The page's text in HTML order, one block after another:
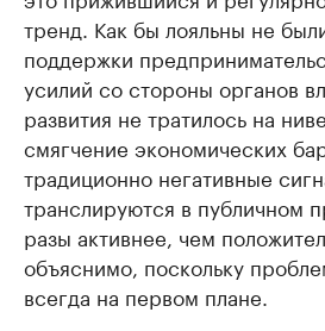
тренд. Как бы лояльны не
поддержки
усилий со стороны органов
развития не тратилось на
смягчение экономических
традиционно негативные
транслируются в публичном
разы активнее, чем
объяснимо, поскольку
всегда на первом плане.